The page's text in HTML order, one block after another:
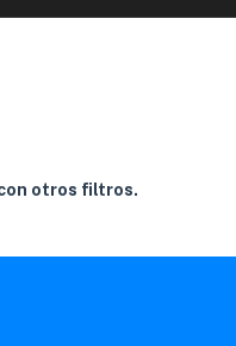
otros filtros.